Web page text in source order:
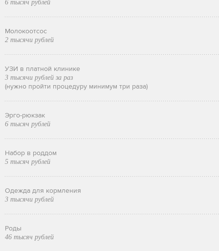
6 тысяч рублей
Молокоотсос
2 тысячи рублей
УЗИ в платной клинике
3 тысячи рублей за раз
(нужно пройти процедуру минимум три раза)
Эрго-рюкзак
6 тысяч рублей
Набор в роддом
5 тысяч рублей
Одежда для кормления
3 тысячи рублей
Роды
46 тысяч рублей